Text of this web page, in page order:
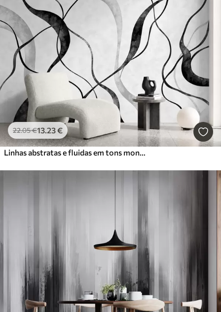
22.05€13.23€
Linhas abstratas e fluidas em tons monocromáticos